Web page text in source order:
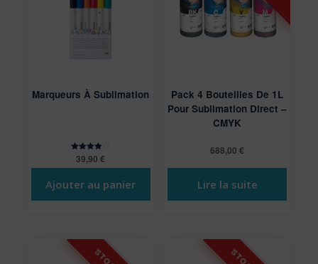
Marqueurs À Sublimation
Note
4.00
sur 5
39,90€
Ajouter au panier
Pack 4 Bouteilles De 1L
Pour Sublimation Direct –
CMYK
688,00€
Lire la suite